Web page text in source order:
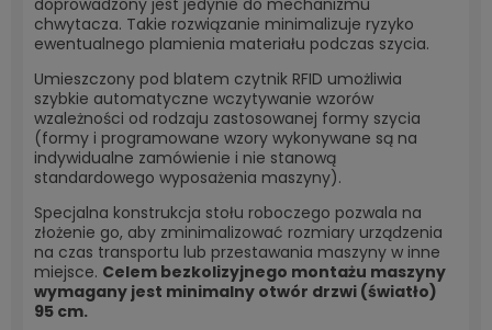
doprowadzony jest jedynie do mechanizmu
chwytacza. Takie rozwiązanie minimalizuje ryzyko
ewentualnego plamienia materiału podczas szycia.
Umieszczony pod blatem czytnik RFID umożliwia
szybkie automatyczne wczytywanie wzorów
wzależności od rodzaju zastosowanej formy szycia
(formy i programowane wzory wykonywane są na
indywidualne zamówienie i nie stanową
standardowego wyposażenia maszyny).
Specjalna konstrukcja stołu roboczego pozwala na
złożenie go, aby zminimalizować rozmiary urządzenia
na czas transportu lub przestawania maszyny w inne
miejsce. Celem bezkolizyjnego montażu maszyny
wymagany jest minimalny otwór drzwi (światło)
95 cm.